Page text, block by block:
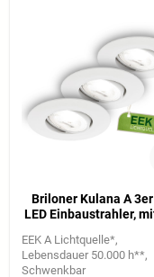
Briloner Kulana A
LED Einbaustrahler,
Weiß
EEK A Lichtquelle*
Lebensdauer 50.000 h**
Schwenkbar